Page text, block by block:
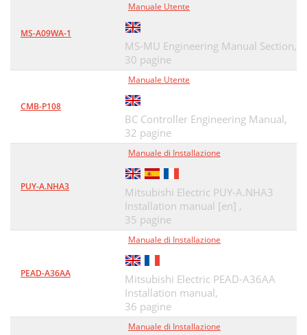
MS-A09WA-1
Manuale Utente
MS-MU Engineering Manual Section,
30 pagine
CMB-P108
Manuale Utente
BC Controller Engineering Manual,
32 pagine
PUY-A.NHA3
Manuale di Installazione
Mitsubishi Electric PUY-A.NHA3
Installation manual [en] ,
35 pagine
PEAD-A36AA
Manuale di Installazione
Mitsubishi Electric PEAD-A36AA
Installation manual,
36 pagine
Manuale di Installazione